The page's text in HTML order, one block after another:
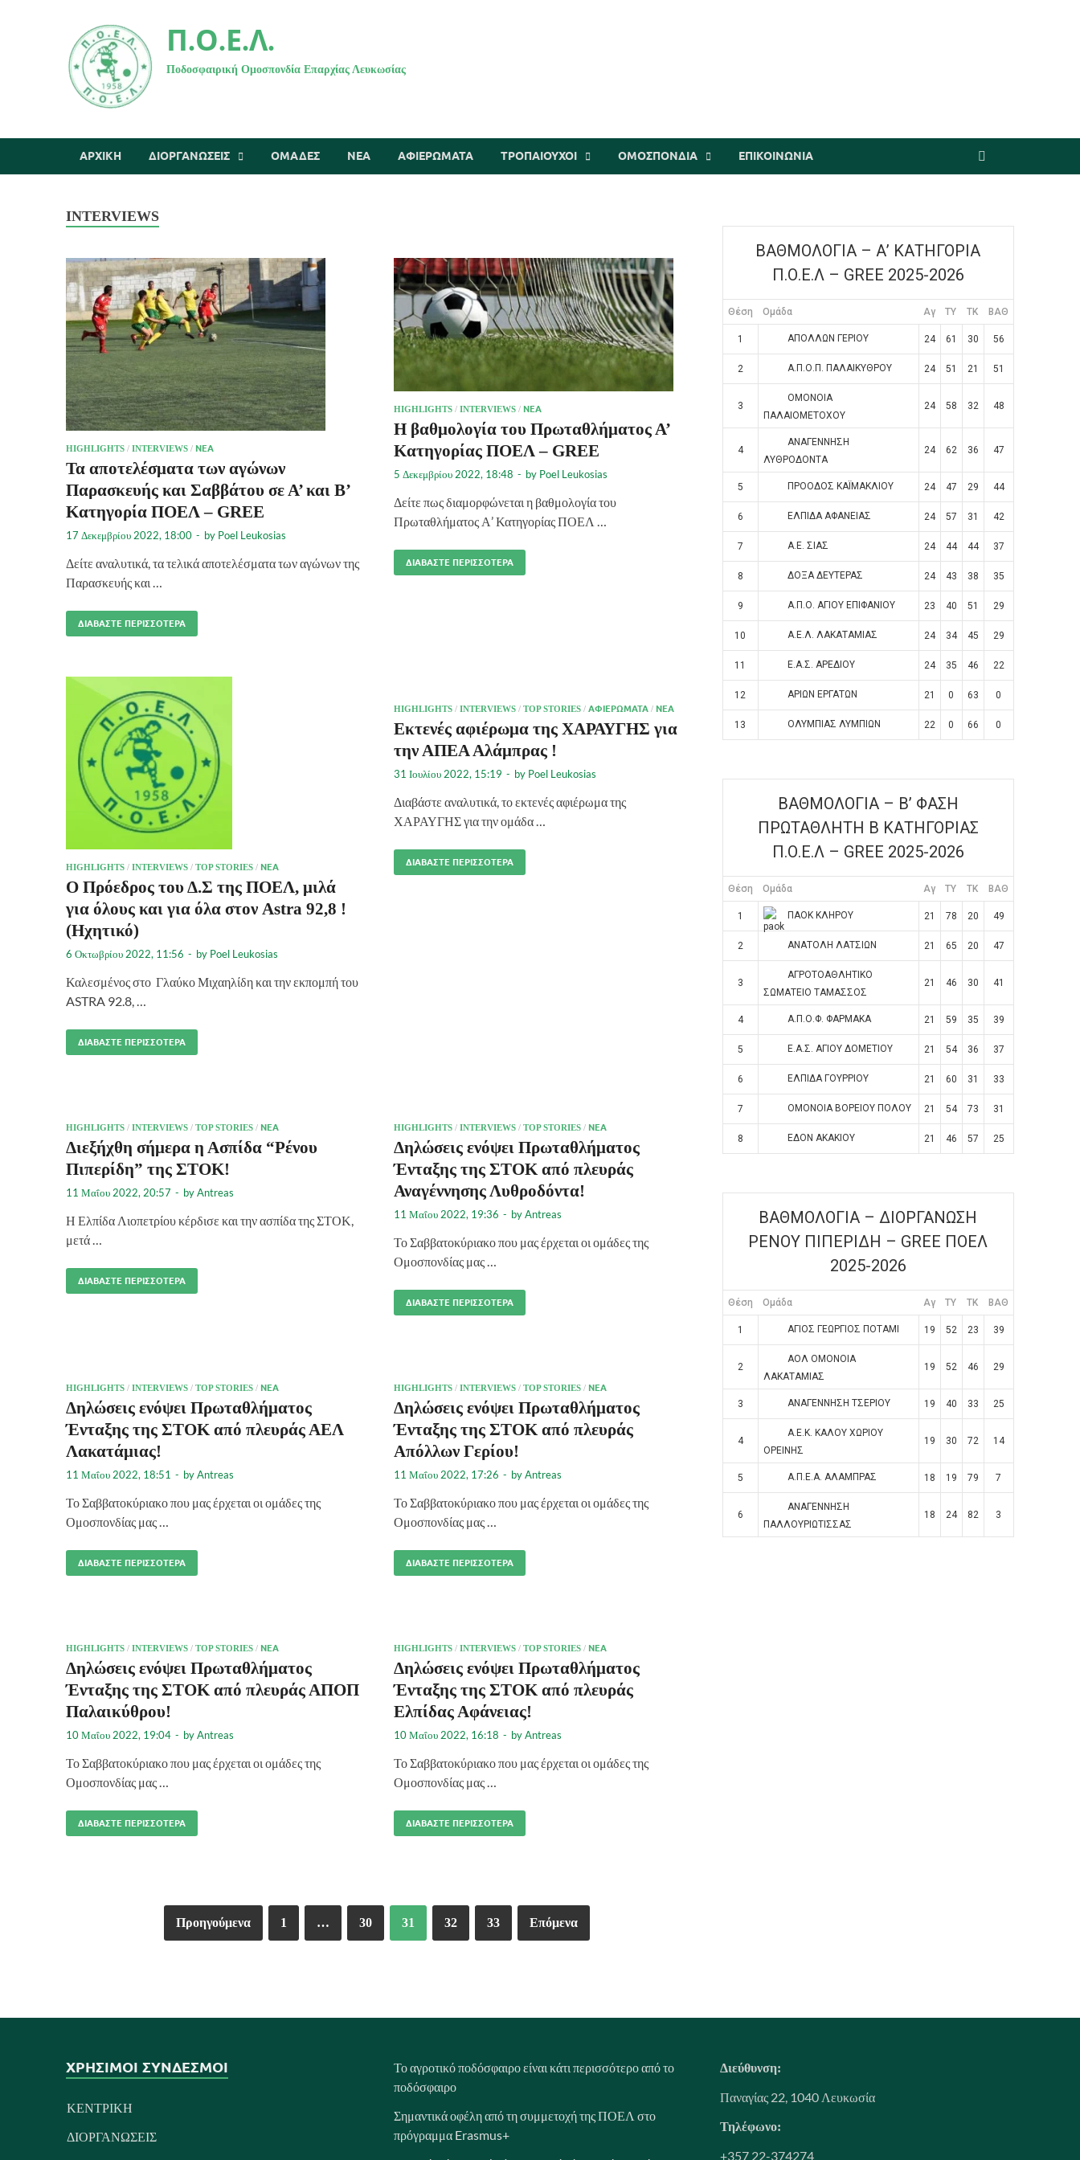
Π.Ο.Ε.Λ.
Ποδοσφαιρική Ομοσπονδία Επαρχίας Λευκωσίας
ΑΡΧΙΚΗ ΔΙΟΡΓΑΝΩΣΕΙΣ ΟΜΑΔΕΣ ΝΕΑ ΑΦΙΕΡΩΜΑΤΑ ΤΡΟΠΑΙΟΥΧΟΙ ΟΜΟΣΠΟΝΔΙΑ ΕΠΙΚΟΙΝΩΝΙΑ
INTERVIEWS
HIGHLIGHTS / INTERVIEWS / ΝΈΑ
Τα αποτελέσματα των αγώνων
Παρασκευής και Σαββάτου σε Α’ και Β’
Κατηγορία ΠΟΕΛ – GREE
17 Δεκεμβρίου 2022, 18:00 - by Poel Leukosias
Δείτε αναλυτικά, τα τελικά αποτελέσματα των αγώνων της
Παρασκευής και …
ΔΙΑΒΆΣΤΕ ΠΕΡΙΣΣΌΤΕΡΑ
HIGHLIGHTS/ INTERVIEWS/ ΝΈΑ
Η βαθμολογία του Πρωταθλήματος Α’
Κατηγορίας ΠΟΕΛ – GREE
5 Δεκεμβρίου 2022, 18:48 - by Poel Leukosias
Δείτε πως διαμορφώνεται η βαθμολογία του
Πρωταθλήματος Α’ Κατηγορίας ΠΟΕΛ …
ΔΙΑΒΆΣΤΕ ΠΕΡΙΣΣΌΤΕΡΑ
HIGHLIGHTS / INTERVIEWS / TOP STORIES / ΝΈΑ
Ο Πρόεδρος του Δ.Σ της ΠΟΕΛ, μιλά
για όλους και για όλα στον Astra 92,8 !
(Ηχητικό)
6 Οκτωβρίου 2022, 11:56 - by Poel Leukosias
Καλεσμένος στο Γλαύκο Μιχαηλίδη και την εκπομπή του
ASTRA 92.8, …
ΔΙΑΒΆΣΤΕ ΠΕΡΙΣΣΌΤΕΡΑ
HIGHLIGHTS/ INTERVIEWS/ TOP STORIES/ ΑΦΙΕΡΏΜΑΤΑ/ ΝΈΑ
Εκτενές αφιέρωμα της ΧΑΡΑΥΓΗΣ για
την ΑΠΕΑ Αλάμπρας !
31 Ιουλίου 2022, 15:19 - by Poel Leukosias
Διαβάστε αναλυτικά, το εκτενές αφιέρωμα της
ΧΑΡΑΥΓΗΣ για την ομάδα …
ΔΙΑΒΆΣΤΕ ΠΕΡΙΣΣΌΤΕΡΑ
HIGHLIGHTS / INTERVIEWS / TOP STORIES / ΝΈΑ
Διεξήχθη σήμερα η Ασπίδα “Ρένου
Πιπερίδη” της ΣΤΟΚ!
11 Μαΐου 2022, 20:57 - byAntreas
Η Ελπίδα Λιοπετρίου κέρδισε και την ασπίδα της ΣΤΟΚ,
μετά …
ΔΙΑΒΆΣΤΕ ΠΕΡΙΣΣΌΤΕΡΑ
HIGHLIGHTS/ INTERVIEWS/ TOP STORIES/ ΝΈΑ
Δηλώσεις ενόψει Πρωταθλήματος
Ένταξης της ΣΤΟΚ από πλευράς
Αναγέννησης Λυθροδόντα!
11 Μαΐου 2022, 19:36 - byAntreas
Το Σαββατοκύριακο που μας έρχεται οι ομάδες της
Ομοσπονδίας μας …
ΔΙΑΒΆΣΤΕ ΠΕΡΙΣΣΌΤΕΡΑ
HIGHLIGHTS / INTERVIEWS / TOP STORIES / ΝΈΑ
Δηλώσεις ενόψει Πρωταθλήματος
Ένταξης της ΣΤΟΚ από πλευράς ΑΕΛ
Λακατάμιας!
11 Μαΐου 2022, 18:51 - byAntreas
Το Σαββατοκύριακο που μας έρχεται οι ομάδες της
Ομοσπονδίας μας …
ΔΙΑΒΆΣΤΕ ΠΕΡΙΣΣΌΤΕΡΑ
HIGHLIGHTS/ INTERVIEWS/ TOP STORIES/ ΝΈΑ
Δηλώσεις ενόψει Πρωταθλήματος
Ένταξης της ΣΤΟΚ από πλευράς
Απόλλων Γερίου!
11 Μαΐου 2022, 17:26 - byAntreas
Το Σαββατοκύριακο που μας έρχεται οι ομάδες της
Ομοσπονδίας μας …
ΔΙΑΒΆΣΤΕ ΠΕΡΙΣΣΌΤΕΡΑ
HIGHLIGHTS / INTERVIEWS / TOP STORIES / ΝΈΑ
Δηλώσεις ενόψει Πρωταθλήματος
Ένταξης της ΣΤΟΚ από πλευράς ΑΠΟΠ
Παλαικύθρου!
10 Μαΐου 2022, 19:04 - byAntreas
Το Σαββατοκύριακο που μας έρχεται οι ομάδες της
Ομοσπονδίας μας …
ΔΙΑΒΆΣΤΕ ΠΕΡΙΣΣΌΤΕΡΑ
HIGHLIGHTS/ INTERVIEWS/ TOP STORIES/ ΝΈΑ
Δηλώσεις ενόψει Πρωταθλήματος
Ένταξης της ΣΤΟΚ από πλευράς
Ελπίδας Αφάνειας!
10 Μαΐου 2022, 16:18 - byAntreas
Το Σαββατοκύριακο που μας έρχεται οι ομάδες της
Ομοσπονδίας μας …
ΔΙΑΒΆΣΤΕ ΠΕΡΙΣΣΌΤΕΡΑ
Προηγούμενα 1 … 30 31 32 33 Επόμενα
ΒΑΘΜΟΛΟΓΙΑ – Α’ ΚΑΤΗΓΟΡΙΑ
Π.Ο.Ε.Λ – GREE 2025-2026
Θέση Ομάδα Αγ TY TK ΒΑΘ
1 ΑΠΟΛΛΩΝ ΓΕΡΙΟΥ 24 61 30 56
2 Α.Π.Ο.Π. ΠΑΛΑΙΚΥΘΡΟΥ 24 51 21 51
3
ΟΜΟΝΟΙΑ
ΠΑΛΑΙΟΜΕΤΟΧΟΥ
24 58 32 48
4
ΑΝΑΓΕΝΝΗΣΗ
ΛΥΘΡΟΔΟΝΤΑ
24 62 36 47
5 ΠΡΟΟΔΟΣ ΚΑΪΜΑΚΛΙΟΥ 24 47 29 44
6 ΕΛΠΙΔΑ ΑΦΑΝΕΙΑΣ 24 57 31 42
7 Α.Ε. ΣΙΑΣ 24 44 44 37
8 ΔΟΞΑ ΔΕΥΤΕΡΑΣ 24 43 38 35
9 Α.Π.Ο. ΑΓΙΟΥ ΕΠΙΦΑΝΙΟΥ 23 40 51 29
10 Α.Ε.Λ. ΛΑΚΑΤΑΜΙΑΣ 24 34 45 29
11 Ε.Α.Σ. ΑΡΕΔΙΟΥ 24 35 46 22
12 ΑΡΙΩΝ ΕΡΓΑΤΩΝ 21 0 63 0
13 ΟΛΥΜΠΙΑΣ ΛΥΜΠΙΩΝ 22 0 66 0
ΒΑΘΜΟΛΟΓΙΑ – Β’ ΦΑΣΗ
ΠΡΩΤΑΘΛΗΤΗ Β ΚΑΤΗΓΟΡΙΑΣ
Π.Ο.Ε.Λ – GREE 2025-2026
Θέση Ομάδα Αγ TY TK ΒΑΘ
1 ΠΑΟΚ ΚΛΗΡΟΥ 21 78 20 49
2 ΑΝΑΤΟΛΗ ΛΑΤΣΙΩΝ 21 65 20 47
3
ΑΓΡΟΤΟΑΘΛΗΤΙΚΟ
ΣΩΜΑΤΕΙΟ ΤΑΜΑΣΣΟΣ
21 46 30 41
4 Α.Π.Ο.Φ. ΦΑΡΜΑΚΑ 21 59 35 39
5 Ε.Α.Σ. ΑΓΙΟΥ ΔΟΜΕΤΙΟΥ 21 54 36 37
6 ΕΛΠΙΔΑ ΓΟΥΡΡΙΟΥ 21 60 31 33
7 ΟΜΟΝΟΙΑ ΒΟΡΕΙΟΥ ΠΟΛΟΥ 21 54 73 31
8 ΕΔΟΝ ΑΚΑΚΙΟΥ 21 46 57 25
ΒΑΘΜΟΛΟΓΙΑ – ΔΙΟΡΓΑΝΩΣΗ
ΡΕΝΟΥ ΠΙΠΕΡΙΔΗ – GREE ΠΟΕΛ
2025-2026
Θέση Ομάδα Αγ TY TK ΒΑΘ
1 ΑΓΙΟΣ ΓΕΩΡΓΙΟΣ ΠΟΤΑΜΙ 19 52 23 39
2
ΑΟΛ ΟΜΟΝΟΙΑ
ΛΑΚΑΤΑΜΙΑΣ
19 52 46 29
3 ΑΝΑΓΕΝΝΗΣΗ ΤΣΕΡΙΟΥ 19 40 33 25
4
Α.Ε.Κ. ΚΑΛΟΥ ΧΩΡΙΟΥ
ΟΡΕΙΝΗΣ
19 30 72 14
5 Α.Π.Ε.Α. ΑΛΑΜΠΡΑΣ 18 19 79 7
6
ΑΝΑΓΕΝΝΗΣΗ
ΠΑΛΛΟΥΡΙΩΤΙΣΣΑΣ
18 24 82 3
ΧΡΗΣΙΜΟΙ ΣΥΝΔΕΣΜΟΙ
ΚΕΝΤΡΙΚΗ
ΔΙΟΡΓΑΝΩΣΕΙΣ
Το αγροτικό ποδόσφαιρο είναι κάτι περισσότερο από το
ποδόσφαιρο
Σημαντικά οφέλη από τη συμμετοχή της ΠΟΕΛ στο
πρόγραμμα Erasmus+
Διεύθυνση:
Παναγίας 22, 1040 Λευκωσία
Τηλέφωνο:
+357 22-374274